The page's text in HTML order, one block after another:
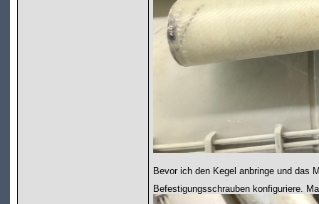
Bevor ich den Kegel anbringe und das
Befestigungsschrauben konfiguriere.